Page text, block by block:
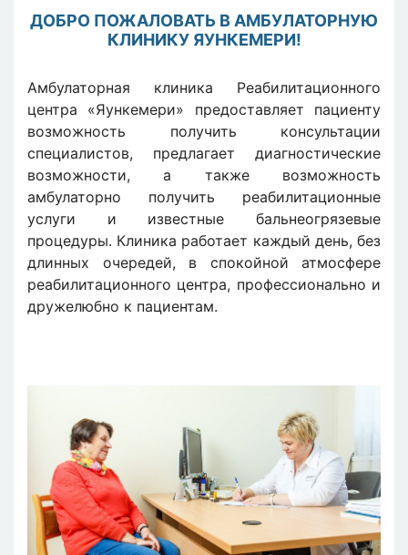
ДОБРО ПОЖАЛОВАТЬ В АМБУЛАТОРНУЮ
КЛИНИКУ ЯУНКЕМЕРИ!
Амбулаторная клиника Реабилитационного
центра «Яункемери» предоставляет пациенту
возможность получить консультации
специалистов, предлагает диагностические
возможности, а также возможность
амбулаторно получить реабилитационные
услуги и известные бальнеогрязевые
процедуры. Клиника работает каждый день, без
длинных очередей, в спокойной атмосфере
реабилитационного центра, профессионально и
дружелюбно к пациентам.